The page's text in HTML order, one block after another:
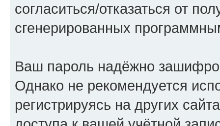
согласиться/отказаться от
сгенерированных
Ваш пароль надёжно
Однако не рекомендуется
регистрируясь на других